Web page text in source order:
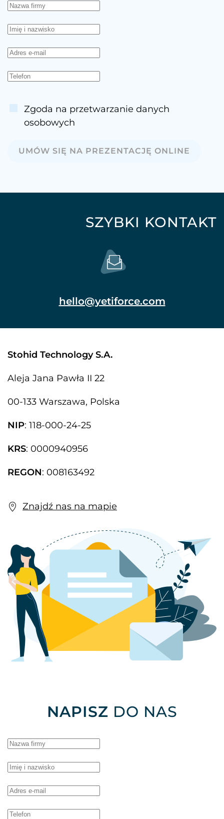
Zgoda na przetwarzanie danych
osobowych
UMÓW SIĘ NA PREZENTACJĘ ONLINE
SZYBKI KONTAKT
hello@yetiforce.com
Stohid Technology S.A.
Aleja Jana Pawła II 22
00-133 Warszawa, Polska
NIP: 118-000-24-25
KRS: 0000940956
REGON: 008163492
Znajdź nas na mapie
NAPISZ DO NAS